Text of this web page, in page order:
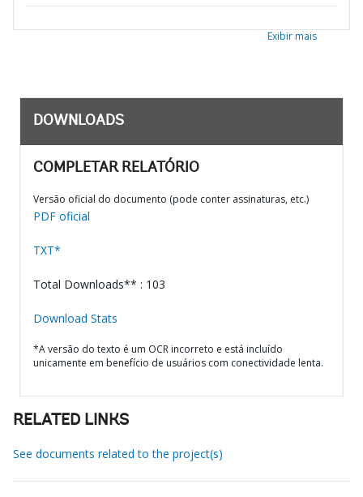
Exibir mais
DOWNLOADS
COMPLETAR RELATÓRIO
Versão oficial do documento (pode conter assinaturas, etc.)
PDF oficial
TXT*
Total Downloads** : 103
Download Stats
*A versão do texto é um OCR incorreto e está incluído
unicamente em benefício de usuários com conectividade lenta.
RELATED LINKS
See documents related to the project(s)